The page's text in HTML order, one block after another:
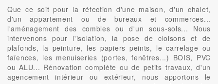
Que ce soit pour la réfection d'une maison, d'un chalet,
d'un appartement ou de bureaux et commerces...
l'aménagement des combles ou d'un sous-sols... Nous
intervenons pour l'isolation, la pose de cloisons et de
plafonds, la peinture, les papiers peints, le carrelage ou
faïences, les menuiseries (portes, fenêtres...) BOIS, PVC
ou ALU... Rénovation complète ou de petits travaux, d'un
agencement intérieur ou extérieur, nous apportons le